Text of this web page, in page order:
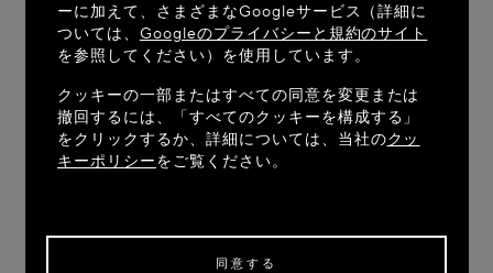
MAISON-ALAIA.COMへようこそ
お客様の現在のロケーションは次の通りのようです:
United States。位置情報を更新しますか？
現在のサイトに留まる: JAPAN
ーに加えて、さまざまなGoogleサービス（詳細に
ついては、 Googleのプライバシーと規約のサイト
を参照してください）を使用しています。
クッキーの一部またはすべての同意を変更または
撤回するには、「すべてのクッキーを構成する」
をクリックするか、詳細については、当社のクッ
キーポリシーをご覧ください。
「技術的なクッキーのみを許可する」をクリック
同意する